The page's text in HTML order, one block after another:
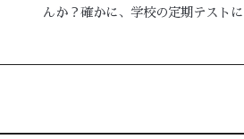
んか？確かに、学校の定期テスト